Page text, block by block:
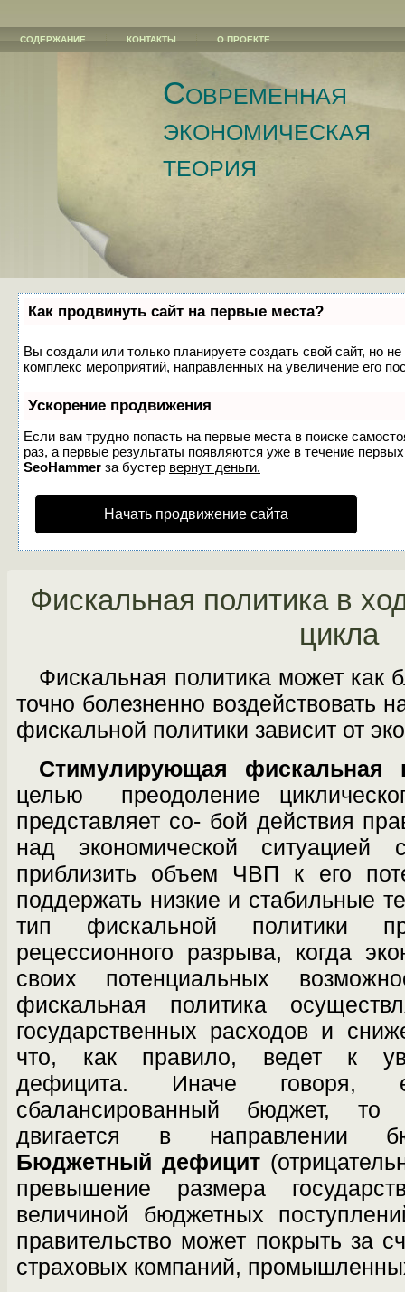
СОДЕРЖАНИЕ КОНТАКТЫ О ПРОЕКТЕ
Современная
экономическая
теория
Как продвинуть сайт на первые места?
Вы создали или только планируете создать свой сайт, но
комплекс мероприятий, направленных на увеличение его
Ускорение продвижения
Если вам трудно попасть на первые места в поиске
раз, а первые результаты появляются уже в течение
SeoHammer за бустер вернут деньги.
Начать продвижение сайта
Фискальная политика в
цикла
Фискальная политика может как
точно болезненно воздействовать
фискальной политики зависит от
Стимулирующая фискальная
целью преодоление
представляет со- бой действия
над экономической ситуацией
приблизить объем ЧВП к его
поддержать низкие и стабильные
тип фискальной политики
рецессионного разрыва, когда
своих потенциальных
фискаль­ная политика
государственных рас­ходов и
что, как правило, ведет к
дефицита. Иначе говоря,
сбалансированный бюджет, то
двигает­ся в направлении
Бюджетный дефицит
превышение размера
величиной бюджетных
правительство может покрыть за
страховых компаний,